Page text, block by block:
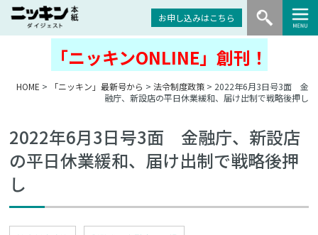
お申し込みはこちら
「ニッキンONLINE」創刊！
HOME > 「ニッキン」最新号から > 法令制度政策> 2022年6月3日号3面 金
融庁、新設店の平日休業緩和、届け出制で戦略後押し
2022年6月3日号3面 金融庁、新設店
の平日休業緩和、届け出制で戦略後押
し